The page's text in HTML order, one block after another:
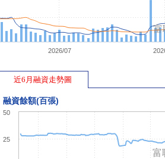
2026/07
富
近6月融資走勢圖
融資餘額(百張)
25
50
富